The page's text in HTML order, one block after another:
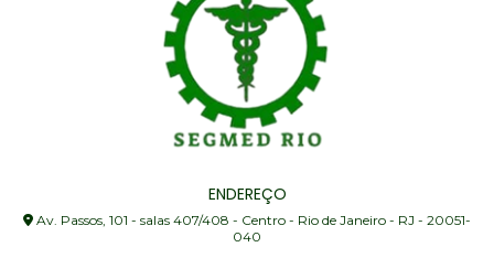
ENDEREÇO
Av. Passos, 101 - salas 407/408 - Centro - Rio de Janeiro - RJ - 20051-
040